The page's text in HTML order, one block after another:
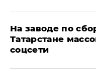
На заводе по
Татарстане
соцсети